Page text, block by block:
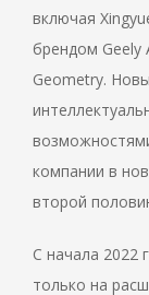
включая
брендом Geely
Geometry.
компании в
второй
С начала 2022
только на